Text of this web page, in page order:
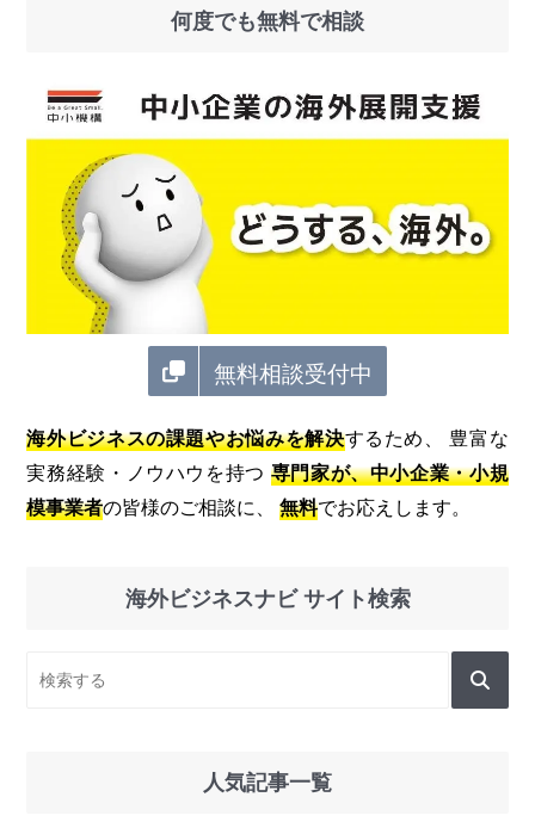
何度でも無料で相談
無料相談受付中
海外ビジネスの課題やお悩みを解決するため、 豊富な
実務経験・ノウハウを持つ 専門家が、中小企業・小規
模事業者の皆様のご相談に、無料でお応えします。
海外ビジネスナビ サイト検索
人気記事一覧